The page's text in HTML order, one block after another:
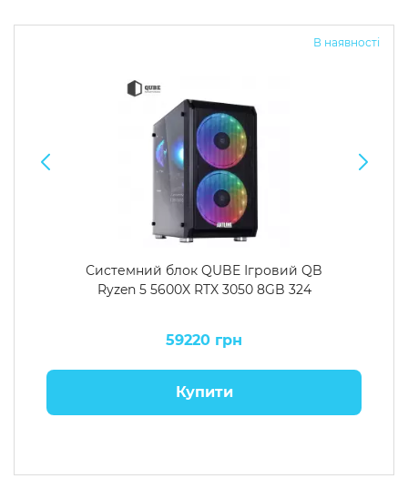
В наявності
Системний блок QUBE Ігровий QB
Ryzen 5 5600X RTX 3050 8GB 324
59220 грн
Купити